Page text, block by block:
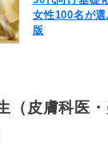
女性100名が
版
（皮膚科医・